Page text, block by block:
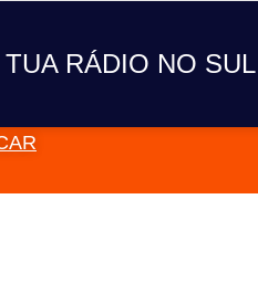
TUA RÁDIO NO